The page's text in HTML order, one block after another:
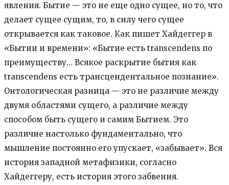
явления. Бытие — это не еще одно сущее, но то, что
делает сущее сущим, то, в силу чего сущее
открывается как таковое. Как пишет Хайдеггер в
«Бытии и времени»: «Бытие есть transcendens по
преимуществу… Всякое раскрытие бытия как
transcendens есть трансцендентальное познание».
Онтологическая разница — это не различие между
двумя областями сущего, а различие между
способом быть сущего и самим Бытием. Это
различие настолько фундаментально, что
мышление постоянно его упускает, «забывает». Вся
история западной метафизики, согласно
Хайдеггеру, есть история этого забвения.